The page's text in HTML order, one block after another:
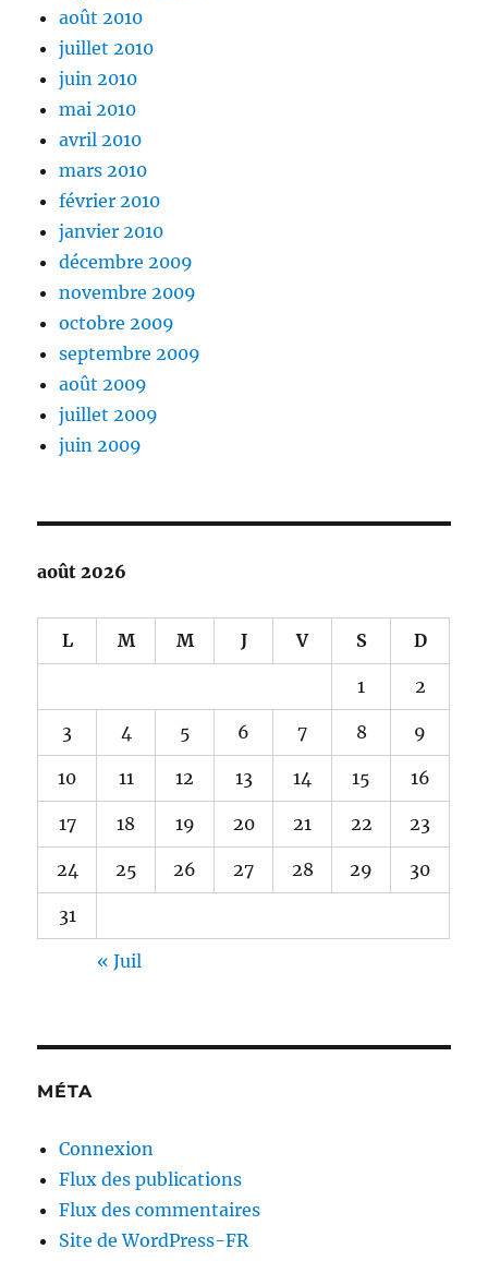
août 2010
juillet 2010
juin 2010
mai 2010
avril 2010
mars 2010
février 2010
janvier 2010
décembre 2009
novembre 2009
octobre 2009
septembre 2009
août 2009
juillet 2009
juin 2009
août 2026
L M M J V S D
1 2
3 4 5 6 7 8 9
10 11 12 13 14 15 16
17 18 19 20 21 22 23
24 25 26 27 28 29 30
31
« Juil
MÉTA
Connexion
Flux des publications
Flux des commentaires
Site de WordPress-FR